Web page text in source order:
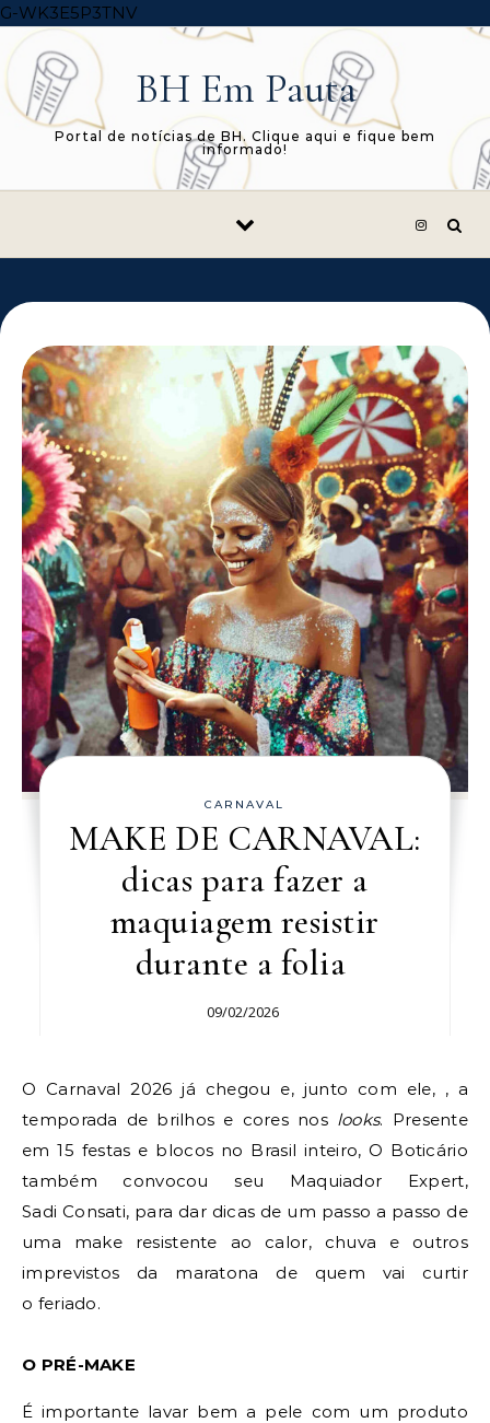
G-WK3E5P3TNVSkip to content
BH Em Pauta
Portal de notícias de BH. Clique aqui e fique bem
informado!
CARNAVAL
MAKE DE CARNAVAL:
dicas para fazer a
maquiagem resistir
durante a folia
09/02/2026
O Carnaval 2026 já chegou e, junto com ele, , a
temporada de brilhos e cores nos looks. Presente
em 15 festas e blocos no Brasil inteiro, O Boticário
também convocou seu Maquiador Expert,
Sadi Consati, para dar dicas de um passo a passo de
uma make resistente ao calor, chuva e outros
imprevistos da maratona de quem vai curtir
o feriado.
O PRÉ-MAKE
É importante lavar bem a pele com um produto